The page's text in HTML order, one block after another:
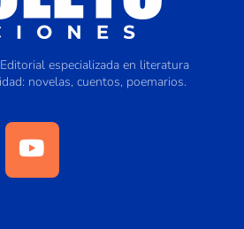
especializada en literatura
novelas, cuentos, poemarios.